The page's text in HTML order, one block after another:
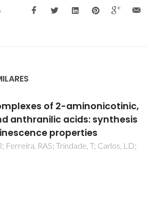
of Cd2+ and Hg2+ Ions
Titanosilicate ETS-4: Kinetic
Selectivity
CB; Pereira, E; Duarte, AC; Silva, CM